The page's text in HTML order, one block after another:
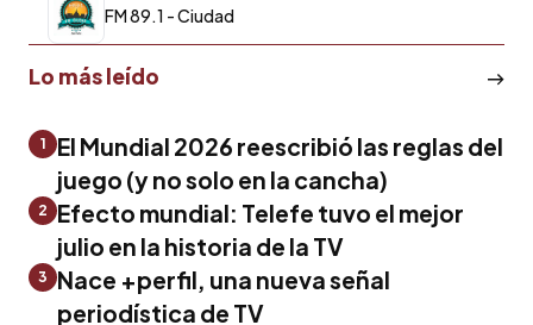
FM 89.1 - Ciudad
Lo más leído
1
El Mundial 2026 reescribió las reglas del
juego (y no solo en la cancha)
2
Efecto mundial: Telefe tuvo el mejor
julio en la historia de la TV
3
Nace +perfil, una nueva señal
periodística de TV